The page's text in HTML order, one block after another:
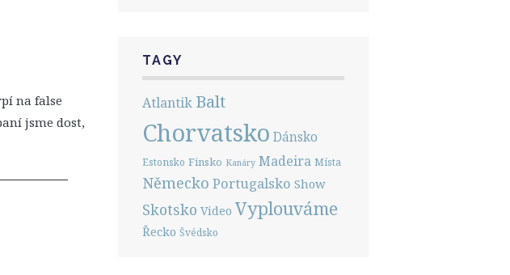
na false
jsme dost,
TAGY
Atlantik Balt
Chorvatsko Dánsko
Estonsko Finsko Kanáry Madeira Místa
Německo Portugalsko Show
Skotsko Video Vyplouváme
Řecko Švédsko